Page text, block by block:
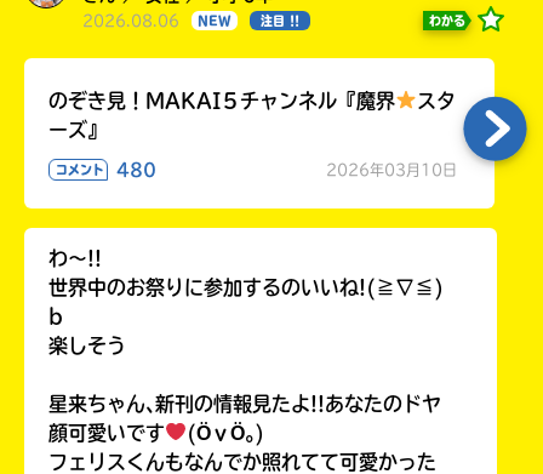
2026.08.06 NEW 注目 !! わかる
のぞき見！MAKAI５チャンネル『魔界
スタ
ーズ』
コメント 480 2026年03月10日
わ〜!!
世界中のお祭りに参加するのいいね!(≧∇≦)
b
楽しそう
星来ちゃん､新刊の情報見たよ!!あなたのドヤ
顔可愛いです
(ӦｖӦ｡)
フェリスくんもなんでか照れてて可愛かった